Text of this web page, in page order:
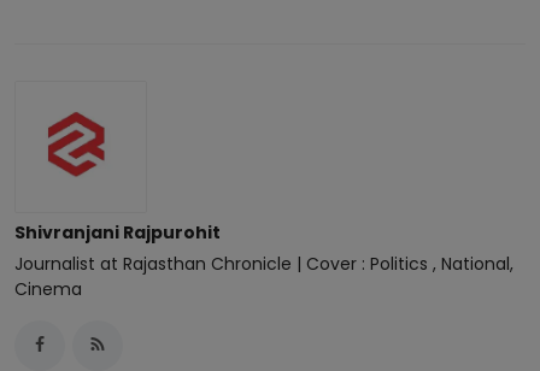
Shivranjani Rajpurohit
Journalist at Rajasthan Chronicle | Cover : Politics , National,
Cinema